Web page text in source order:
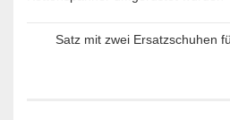
Satz mit zwei Ersatzschuhen